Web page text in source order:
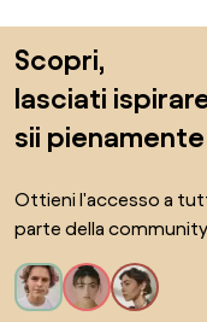
Scopri,
lasciati
sii pienamente
Ottieni l'accesso a
parte della